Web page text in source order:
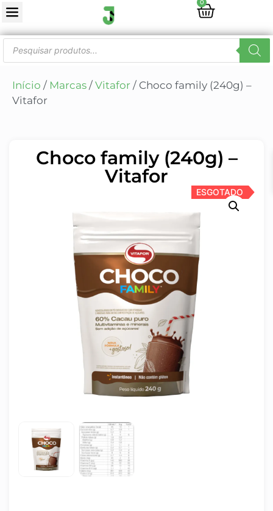
0
Início / Marcas / Vitafor / Choco family (240g) –
Vitafor
Choco family (240g) –
Vitafor
ESGOTADO